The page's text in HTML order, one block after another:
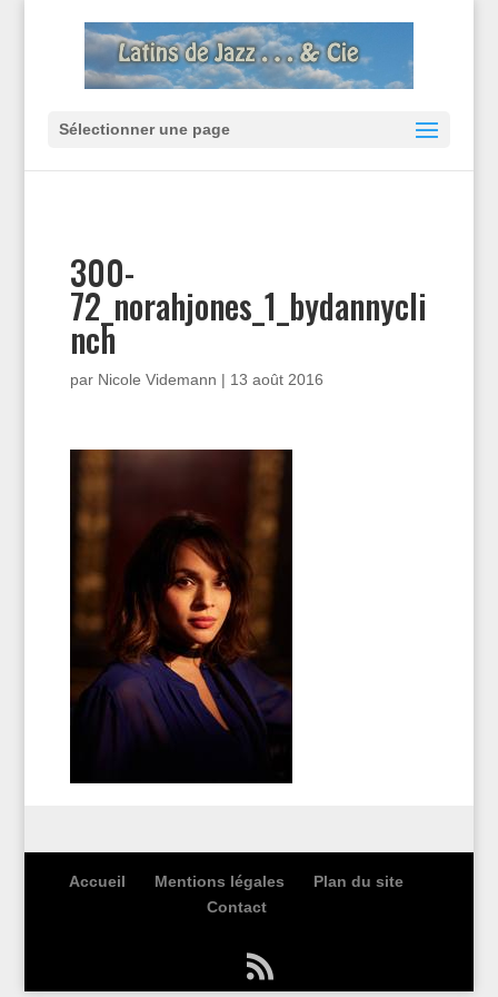
Sélectionner une page
300-
72_norahjones_1_bydannycli
nch
par Nicole Videmann | 13 août 2016
Accueil Mentions légales
Plan du site
Contact